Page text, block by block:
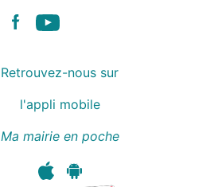
Facebook
Youtube
Retrouvez-nous sur
l'appli mobile
Ma mairie en poche